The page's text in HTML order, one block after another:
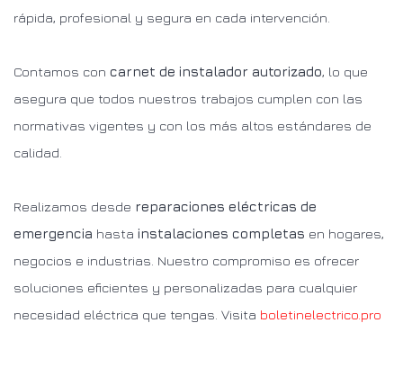
rápida, profesional y segura en cada intervención.
Contamos con carnet de instalador autorizado, lo que
asegura que todos nuestros trabajos cumplen con las
normativas vigentes y con los más altos estándares de
calidad.
Realizamos desde reparaciones eléctricas de
emergencia hasta instalaciones completas en hogares,
negocios e industrias. Nuestro compromiso es ofrecer
soluciones eficientes y personalizadas para cualquier
necesidad eléctrica que tengas. Visita boletinelectrico.pro